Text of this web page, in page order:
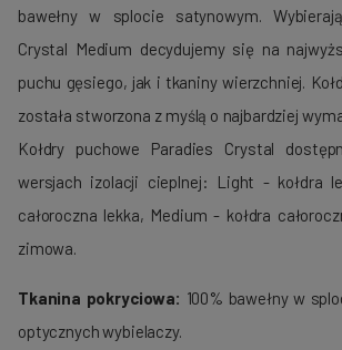
bawełny w splocie satynowym.
Crystal Medium decydujemy się na
puchu gęsiego, jak i tkaniny wierzchniej.
została stworzona z myślą o najbardziej
Kołdry puchowe Paradies Crystal
wersjach izolacji cieplnej: Light - kołdra
całoroczna lekka, Medium - kołdra
zimowa.
Tkanina pokryciowa: 100% bawełny w
optycznych wybielaczy.